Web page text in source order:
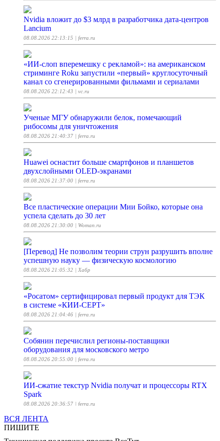
Nvidia вложит до $3 млрд в разработчика дата-центров
Lancium
08.08.2026 22:13:15 | ferra.ru
«ИИ-слоп вперемешку с рекламой»: на американском
стриминге Roku запустили «первый» круглосуточный
канал со сгенерированными фильмами и сериалами
08.08.2026 22:12:43 | vc.ru
Ученые МГУ обнаружили белок, помечающий
рибосомы для уничтожения
08.08.2026 21:40:37 | ferra.ru
Huawei оснастит больше смартфонов и планшетов
двухслойными OLED-экранами
08.08.2026 21:37:00 | ferra.ru
Все пластические операции Мии Бойко, которые она
успела сделать до 30 лет
08.08.2026 21:30:00 | Woman.ru
[Перевод] Не позволим теории струн разрушить вполне
успешную науку — физическую космологию
08.08.2026 21:05:32 | Хабр
«Росатом» сертифицировал первый продукт для ТЭК
в системе «КИИ-СЕРТ»
08.08.2026 21:04:46 | ferra.ru
Собянин перечислил регионы-поставщики
оборудования для московского метро
08.08.2026 20:55:00 | ferra.ru
ИИ-сжатие текстур Nvidia получат и процессоры RTX
Spark
08.08.2026 20:36:57 | ferra.ru
gitTalk: когда лень вспоминать команды для гита
08.08.2026 20:34:25 | Хабр
ВСЯ ЛЕНТА
ПИШИТЕ